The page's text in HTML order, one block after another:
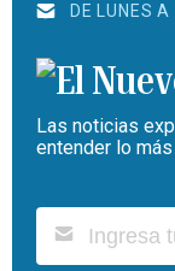
DE LUNES A
Las noticias
entender lo